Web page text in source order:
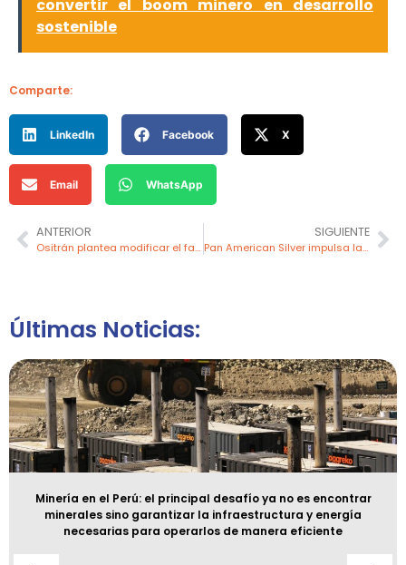
convertir el boom minero en desarrollo
sostenible
Comparte:
LinkedIn Facebook X
Email WhatsApp
ANTERIOR
Ositrán plantea modificar el factor de productividad para el Terminal de Concentrados de Minerales
SIGUIENTE
Pan American Silver impulsa la exploración de nuevos recursos en Mina Huarón
Últimas Noticias:
Minería en el Perú: el principal desafío ya no es encontrar
minerales sino garantizar la infraestructura y energía
necesarias para operarlos de manera eficiente